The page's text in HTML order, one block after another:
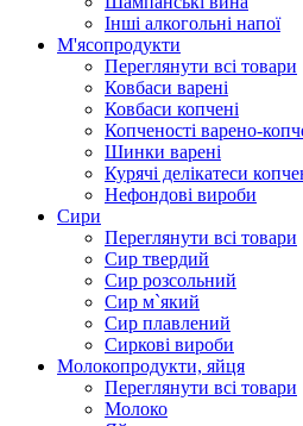
Інші алкогольні напої
М'ясопродукти
Переглянути всі товари
Ковбаси варені
Ковбаси копчені
Копченості варено-
Шинки варені
Курячі делікатеси
Нефондові вироби
Сири
Переглянути всі товари
Сир твердий
Сир розсольний
Сир м`який
Сир плавлений
Сиркові вироби
Молокопродукти, яйця
Переглянути всі товари
Молоко